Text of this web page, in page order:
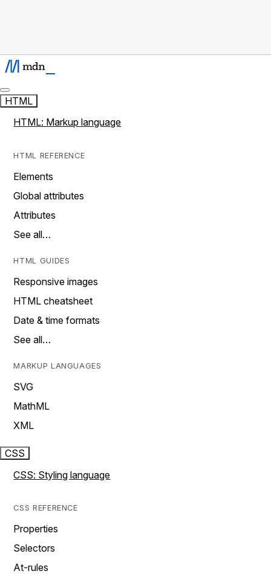
HTML
HTML: Markup language
HTML REFERENCE
Elements
Global attributes
Attributes
See all…
HTML GUIDES
Responsive images
HTML cheatsheet
Date & time formats
See all…
MARKUP LANGUAGES
SVG
MathML
XML
CSS
CSS: Styling language
CSS REFERENCE
Properties
Selectors
At-rules